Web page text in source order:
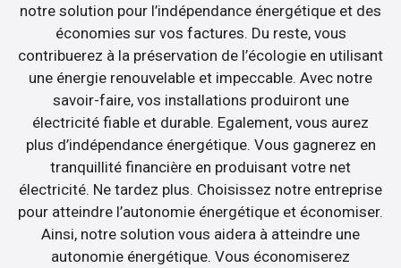
notre solution pour l’indépendance énergétique et des
économies sur vos factures. Du reste, vous
contribuerez à la préservation de l’écologie en utilisant
une énergie renouvelable et impeccable. Avec notre
savoir-faire, vos installations produiront une
électricité fiable et durable. Egalement, vous aurez
plus d’indépendance énergétique. Vous gagnerez en
tranquillité financière en produisant votre net
électricité. Ne tardez plus. Choisissez notre entreprise
pour atteindre l’autonomie énergétique et économiser.
Ainsi, notre solution vous aidera à atteindre une
autonomie énergétique. Vous économiserez